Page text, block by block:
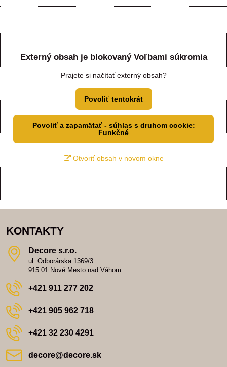
Externý obsah je blokovaný Voľbami súkromia
Prajete si načítať externý obsah?
Povoliť tentokrát
Povoliť a zapamätať - súhlas s druhom cookie:
Funkčné
Otvoriť obsah v novom okne
KONTAKTY
Decore s​.r​.o​.
ul. Odborárska 1369/3
915 01 Nové Mesto nad Váhom
+421 911 277 202
+421 905 962 718
+421 32 230 4291
decore​@decore​.sk